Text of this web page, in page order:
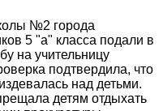
№2 города
5 "а" класса подали в
на учительницу
подтвердила, что
над детьми.
детям отдыхать